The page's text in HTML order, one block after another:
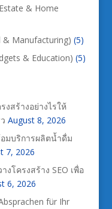
& Home
Manufacturing) (5)
& Education) (5)
สร้างอย่างไรให้
August 8, 2026
มบริการผลิตน้ำดื่ม
7, 2026
โครงสร้าง SEO เพื่อ
6, 2026
für Ihr